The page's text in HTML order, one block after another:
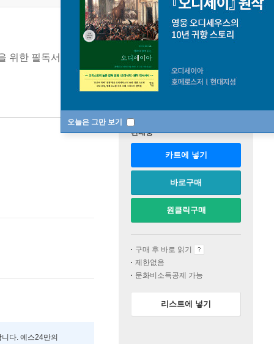
오늘은 그만 보기
위한 필독서 [ 스마트한 PDF 필기 기능을 사용해 보세요! ]
니다. 예스24만의
판매중
카트에 넣기
바로구매
원클릭구매
구매 후 바로 읽기
제한없음
문화비소득공제 가능
리스트에 넣기